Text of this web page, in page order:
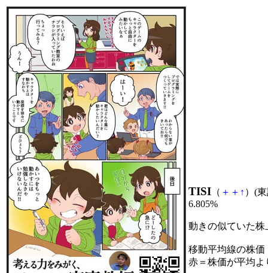
TISI （ ＋ ＋ ↑ ）(
6.805%
動きの似ていた
移動平均線の株価
赤＝株価が平均